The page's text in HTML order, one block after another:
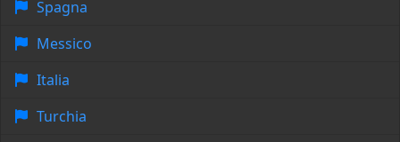
Spagna
Messico
Italia
Turchia